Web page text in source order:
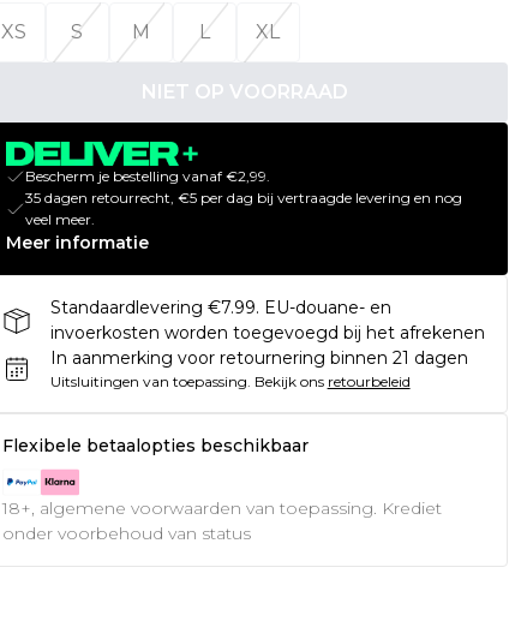
XS
S M L XL
NIET OP VOORRAAD
Bescherm je bestelling vanaf €2,99.
35 dagen retourrecht, €5 per dag bij vertraagde levering en nog
veel meer.
Meer informatie
Standaardlevering €7.99. EU-douane- en
invoerkosten worden toegevoegd bij het afrekenen
In aanmerking voor retournering binnen 21 dagen
Uitsluitingen van toepassing. Bekijk ons retourbeleid
Flexibele betaalopties beschikbaar
18+, algemene voorwaarden van toepassing. Krediet
onder voorbehoud van status